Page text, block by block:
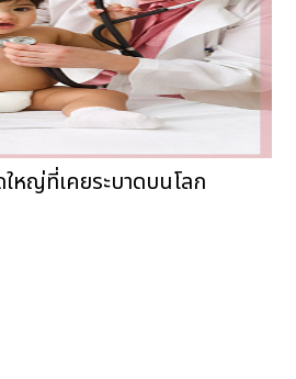
ใหญ่ที่เคยระบาดบนโลก